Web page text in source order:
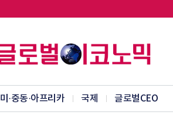
·중동·아프리카 국제 글로벌CEO